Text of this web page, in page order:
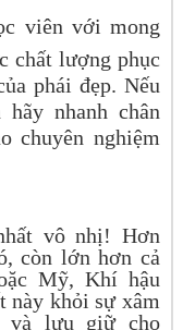
viên với mong
chất lượng phục
phái đẹp. Nếu
nhanh chân
chuyên nghiệm
vô nhị! Hơn
còn lớn hơn cả
Mỹ, Khí hậu
này khỏi sự xâm
và lưu giữ cho